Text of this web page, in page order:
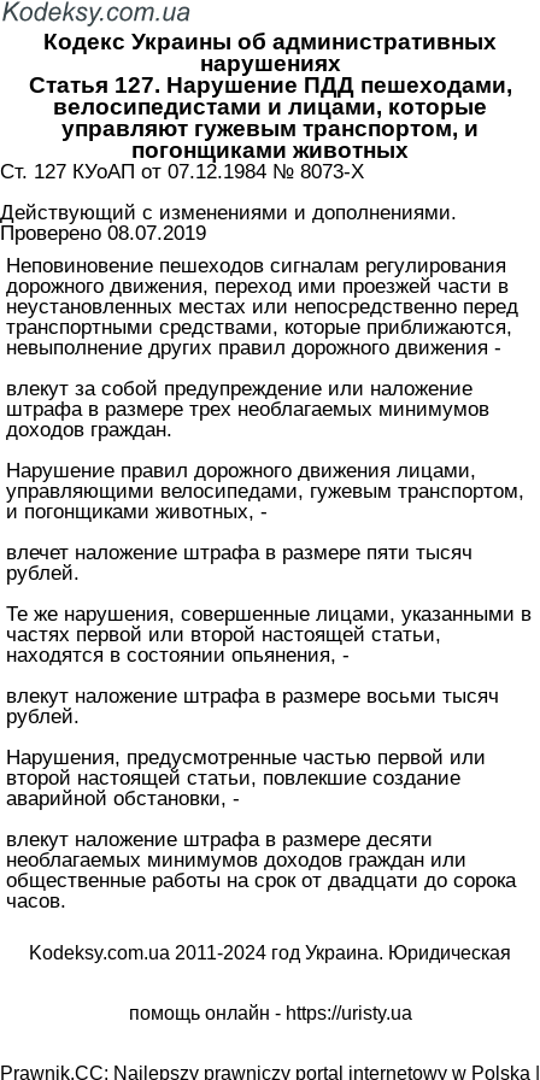
Кодекс Украины об административных
нарушениях
Статья 127. Нарушение ПДД пешеходами,
велосипедистами и лицами, которые
управляют гужевым транспортом, и
погонщиками животных
Ст. 127 КУоАП от 07.12.1984 № 8073-X
Действующий с изменениями и дополнениями.
Проверено 08.07.2019
Неповиновение пешеходов сигналам регулирования
дорожного движения, переход ими проезжей части в
неустановленных местах или непосредственно перед
транспортными средствами, которые приближаются,
невыполнение других правил дорожного движения -
влекут за собой предупреждение или наложение
штрафа в размере трех необлагаемых минимумов
доходов граждан.
Нарушение правил дорожного движения лицами,
управляющими велосипедами, гужевым транспортом,
и погонщиками животных, -
влечет наложение штрафа в размере пяти тысяч
рублей.
Те же нарушения, совершенные лицами, указанными в
частях первой или второй настоящей статьи,
находятся в состоянии опьянения, -
влекут наложение штрафа в размере восьми тысяч
рублей.
Нарушения, предусмотренные частью первой или
второй настоящей статьи, повлекшие создание
аварийной обстановки, -
влекут наложение штрафа в размере десяти
необлагаемых минимумов доходов граждан или
общественные работы на срок от двадцати до сорока
часов.
Kodeksy.com.ua 2011-2024 год Украина. Юридическая
помощь онлайн - https://uristy.ua
Prawnik.CC: Najlepszy prawniczy portal internetowy w Polska |